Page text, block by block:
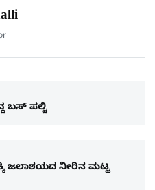
ಬಸ್​ ಪಲ್ಟಿ
ಜಲಾಶಯದ ನೀರಿನ ಮಟ್ಟ